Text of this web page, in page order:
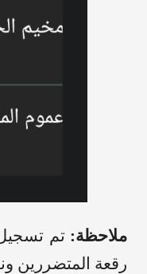
ملاحظة: تم
رقعة المتضررين